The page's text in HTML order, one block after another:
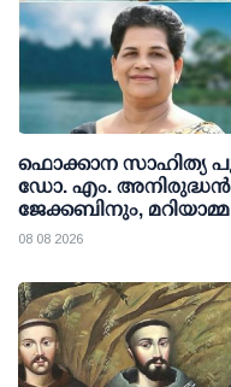
ഫൊക്കാന സാഹിത്യ
ഡോ. എം. അനിരുദ്ധന്‍
ജേക്കബിനും,
കാനയ്ക്കും
08 08 2026